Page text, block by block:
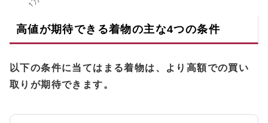
高値が期待できる着物の主な4つの条件
以下の条件に当てはまる着物は、より高額での買い
取りが期待できます。